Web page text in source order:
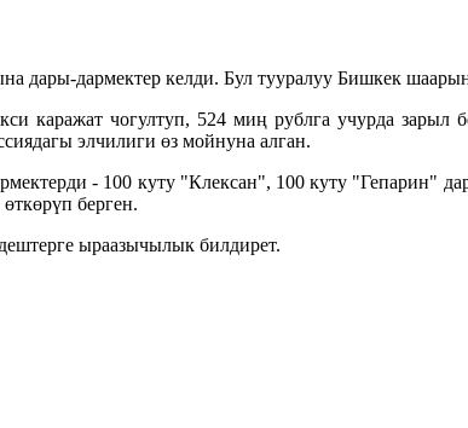
дары-дармектер келди. Бул тууралуу Бишкек
каражат чогултуп, 524 миң рублга учурда
элчилиги өз мойнуна алган.
- 100 куту "Клексан", 100 куту "Гепарин"
берген.
ыраазычылык билдирет.